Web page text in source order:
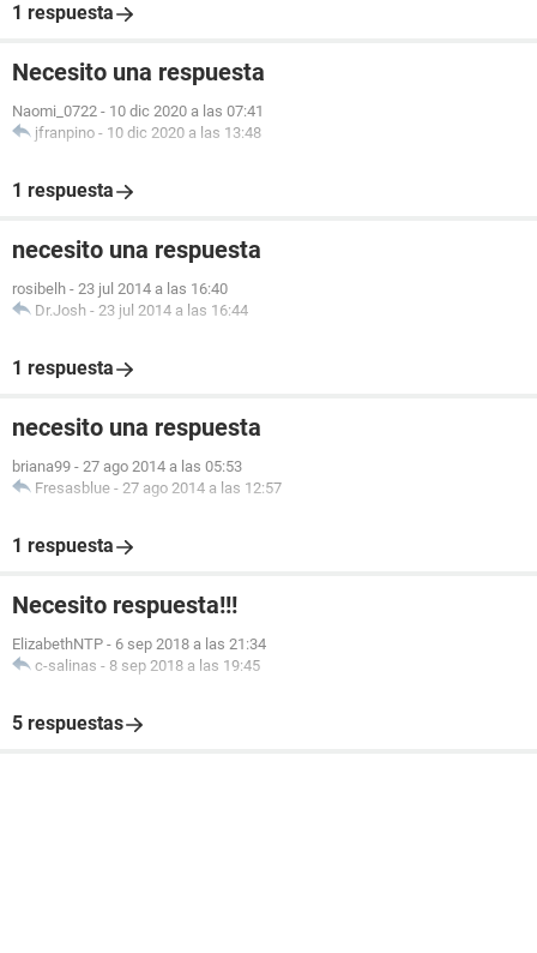
1 respuesta
Necesito una respuesta
Naomi_0722 - 10 dic 2020 a las 07:41
jfranpino - 10 dic 2020 a las 13:48
1 respuesta
necesito una respuesta
rosibelh - 23 jul 2014 a las 16:40
Dr.Josh - 23 jul 2014 a las 16:44
1 respuesta
necesito una respuesta
briana99 - 27 ago 2014 a las 05:53
Fresasblue - 27 ago 2014 a las 12:57
1 respuesta
Necesito respuesta!!!
ElizabethNTP - 6 sep 2018 a las 21:34
c-salinas - 8 sep 2018 a las 19:45
5 respuestas